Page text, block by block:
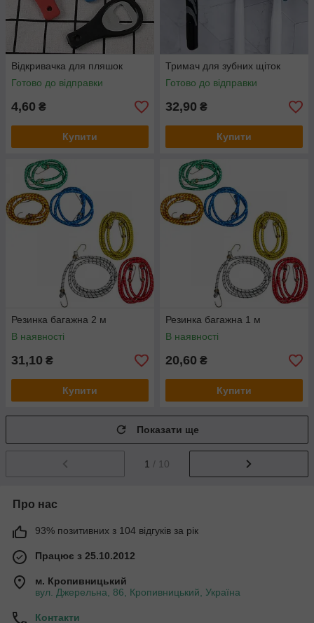
Відкривачка для пляшок
Готово до відправки
4,60 ₴
Купити
Тримач для зубних щіток
Готово до відправки
32,90 ₴
Купити
Резинка багажна 2 м
В наявності
31,10 ₴
Купити
Резинка багажна 1 м
В наявності
20,60 ₴
Купити
Показати ще
1 / 10
Про нас
93% позитивних з 104 відгуків за рік
Працює з 25.10.2012
м. Кропивницький
вул. Джерельна, 86, Кропивницький, Україна
Контакти